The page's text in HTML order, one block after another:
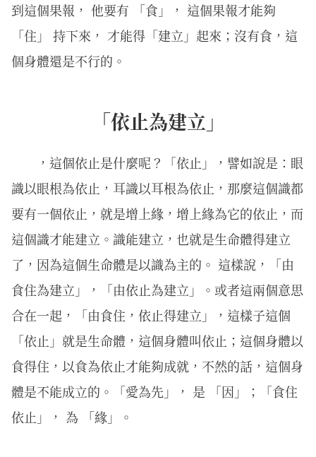
到這個果報， 他要有 「食」， 這個果報才能夠
「住」 持下來， 才能得「建立」起來；沒有食，這
個身體還是不行的。
「依止為建立」
，這個依止是什麼呢？「依止」，譬如說是：眼
識以眼根為依止，耳識以耳根為依止，那麼這個識都
要有一個依止，就是增上緣，增上緣為它的依止，而
這個識才能建立。識能建立，也就是生命體得建立
了，因為這個生命體是以識為主的。 這樣說，「由
食住為建立」，「由依止為建立」。或者這兩個意思
合在一起，「由食住，依止得建立」，這樣子這個
「依止」就是生命體，這個身體叫依止；這個身體以
食得住，以食為依止才能夠成就，不然的話，這個身
體是不能成立的。「愛為先」， 是 「因」；「食住
依止」， 為 「緣」。